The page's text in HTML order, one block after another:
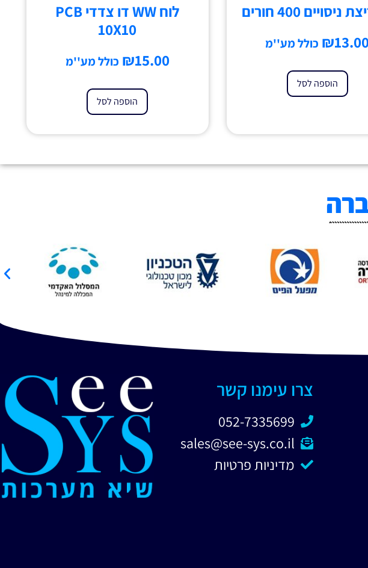
400 חורים
₪ כולל מע''מ
הוספה לסל
לוח WW דו צדדי PCB
10X10
₪15.00 כולל מע''מ
הוספה לסל
צרו עימנו קשר
052-7335699
sales@see-sys.co.il
מדיניות פרטיות